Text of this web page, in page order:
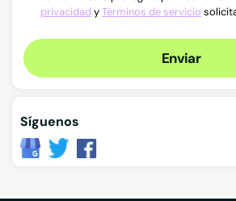
privacidad yTérminos de servicio
Enviar
Síguenos